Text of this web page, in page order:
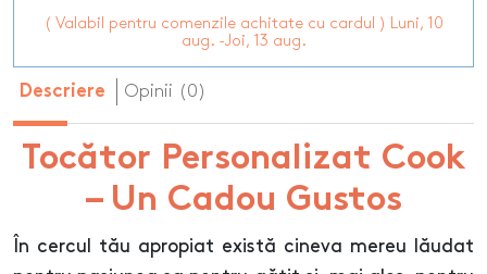
( Valabil pentru comenzile achitate cu cardul ) Luni, 10
aug. -Joi, 13 aug.
Descriere Opinii (0)
Tocător Personalizat Cook
– Un Cadou Gustos
În cercul tău apropiat există cineva mereu lăudat